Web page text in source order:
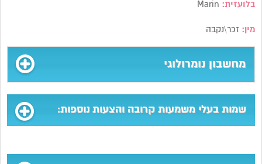
בלועזית:
מין: זכר\נקבה
מחשבון נומרולוגי
שמות בעלי משמעות קרובה והצעות נוספות: